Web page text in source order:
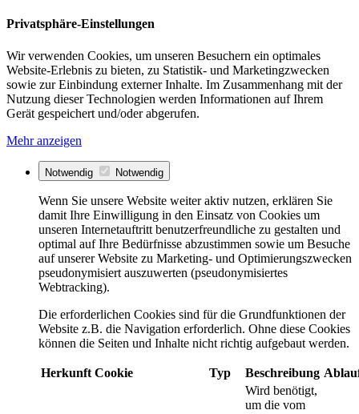
Privatsphäre-Einstellungen
Wir verwenden Cookies, um unseren Besuchern ein optimales
Website-Erlebnis zu bieten, zu Statistik- und Marketingzwecken
sowie zur Einbindung externer Inhalte. Im Zusammenhang mit der
Nutzung dieser Technologien werden Informationen auf Ihrem
Gerät gespeichert und/oder abgerufen.
Mehr anzeigen
Notwendig Notwendig
Wenn Sie unsere Website weiter aktiv nutzen, erklären Sie
damit Ihre Einwilligung in den Einsatz von Cookies um
unseren Internetauftritt benutzerfreundliche zu gestalten und
optimal auf Ihre Bedürfnisse abzustimmen sowie um Besuche
auf unserer Website zu Marketing- und Optimierungszwecken
pseudonymisiert auszuwerten (pseudonymisiertes
Webtracking).
Die erforderlichen Cookies sind für die Grundfunktionen der
Website z.B. die Navigation erforderlich. Ohne diese Cookies
können die Seiten und Inhalte nicht richtig aufgebaut werden.
Herkunft Cookie Typ Beschreibung
Wird benötigt,
um die vom